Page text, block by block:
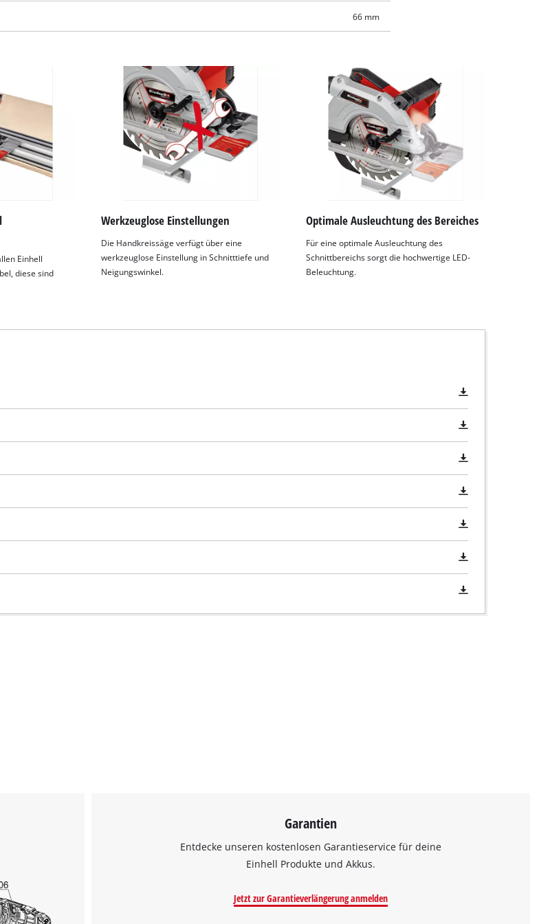
The website owner needs to setup
to the list of technologies used.
Management Platform
66 mm
Einhell
diese sind
Werkzeuglose Einstellungen
Die Handkreissäge verfügt über eine
werkzeuglose Einstellung in Schnitttiefe und
Neigungswinkel.
Optimale Ausleuchtung des Bereiches
Für eine optimale Ausleuchtung des
Schnittbereichs sorgt die hochwertige LED-
Beleuchtung.
Garantien
Entdecke unseren kostenlosen Garantieservice für deine
Einhell Produkte und Akkus.
Jetzt zur Garantieverlängerung anmelden